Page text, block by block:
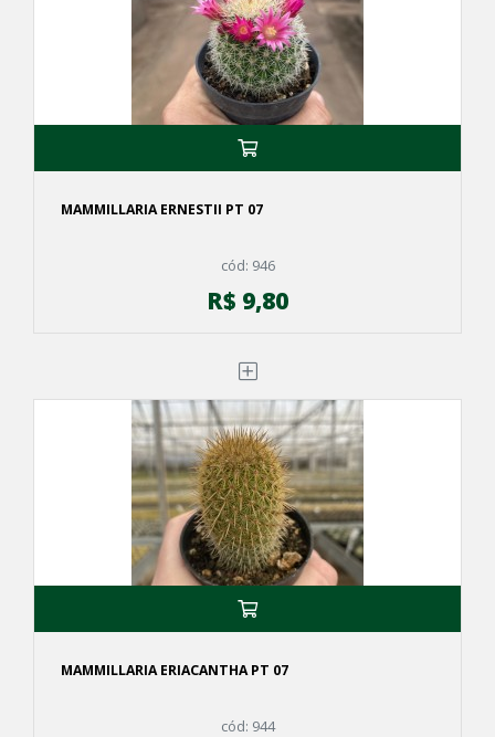
MAMMILLARIA ERNESTII PT 07
cód: 946
R$ 9,80
MAMMILLARIA ERIACANTHA PT 07
cód: 944